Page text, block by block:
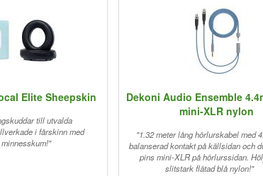
Elite Sheepskin
till utvalda
i fårskinn med
Dekoni Audio Ensemble
mini-XLR nylon
"1.32 meter lång hörlurskabel med
balanserad kontakt på källsidan och
pins mini-XLR på hörlurssidan.
slitstark flätad blå nylon!"